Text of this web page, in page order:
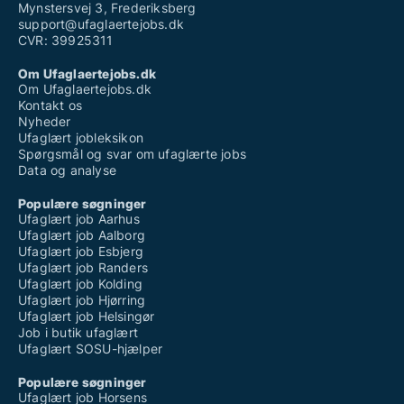
Mynstersvej 3, Frederiksberg
support@ufaglaertejobs.dk
CVR: 39925311
Om Ufaglaertejobs.dk
Om Ufaglaertejobs.dk
Kontakt os
Nyheder
Ufaglært jobleksikon
Spørgsmål og svar om ufaglærte jobs
Data og analyse
Populære søgninger
Ufaglært job Aarhus
Ufaglært job Aalborg
Ufaglært job Esbjerg
Ufaglært job Randers
Ufaglært job Kolding
Ufaglært job Hjørring
Ufaglært job Helsingør
Job i butik ufaglært
Ufaglært SOSU-hjælper
Populære søgninger
Ufaglært job Horsens